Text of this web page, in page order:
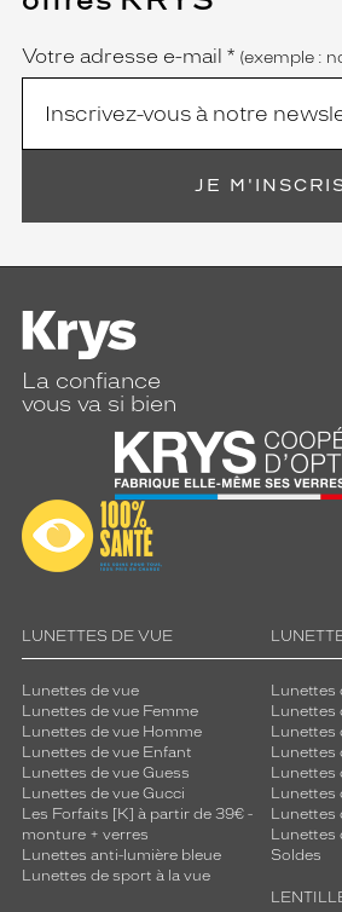
Votre adresse e-mail *
obligatoire)
(exemple :
JE
La confiance
vous va si bien
LUNETTES DE VUE
Lunettes de vue
Lunettes de vue Femme
Lunettes de vue Homme
Lunettes de vue Enfant
Lunettes de vue Guess
Lunettes de vue Gucci
Les Forfaits [K] à partir de 39€ -
monture + verres
Lunettes anti-lumière bleue
Lunettes de sport à la vue
Lunettes
Lunettes
Lunettes
Lunettes
Lunettes
Lunettes
Lunettes
Lunettes
Soldes